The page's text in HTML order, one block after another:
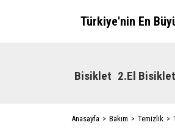
Türkiye'nin En
Bisiklet 2.El Bisiklet
Anasayfa Bakım Temizlik